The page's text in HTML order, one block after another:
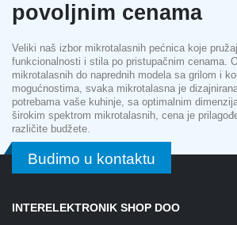
povoljnim cenama
Veliki naš izbor mikrotalasnih pećnica koje
funkcionalnosti i stila po pristupačnim cenama.
mikrotalasnih do naprednih modela sa grilom i
mogućnostima, svaka mikrotalasna je
potrebama vaše kuhinje, sa optimalnim
širokim spektrom mikrotalasnih, cena je
različite budžete.
Budimo u kontaktu
INTERELEKTRONIK SHOP DOO